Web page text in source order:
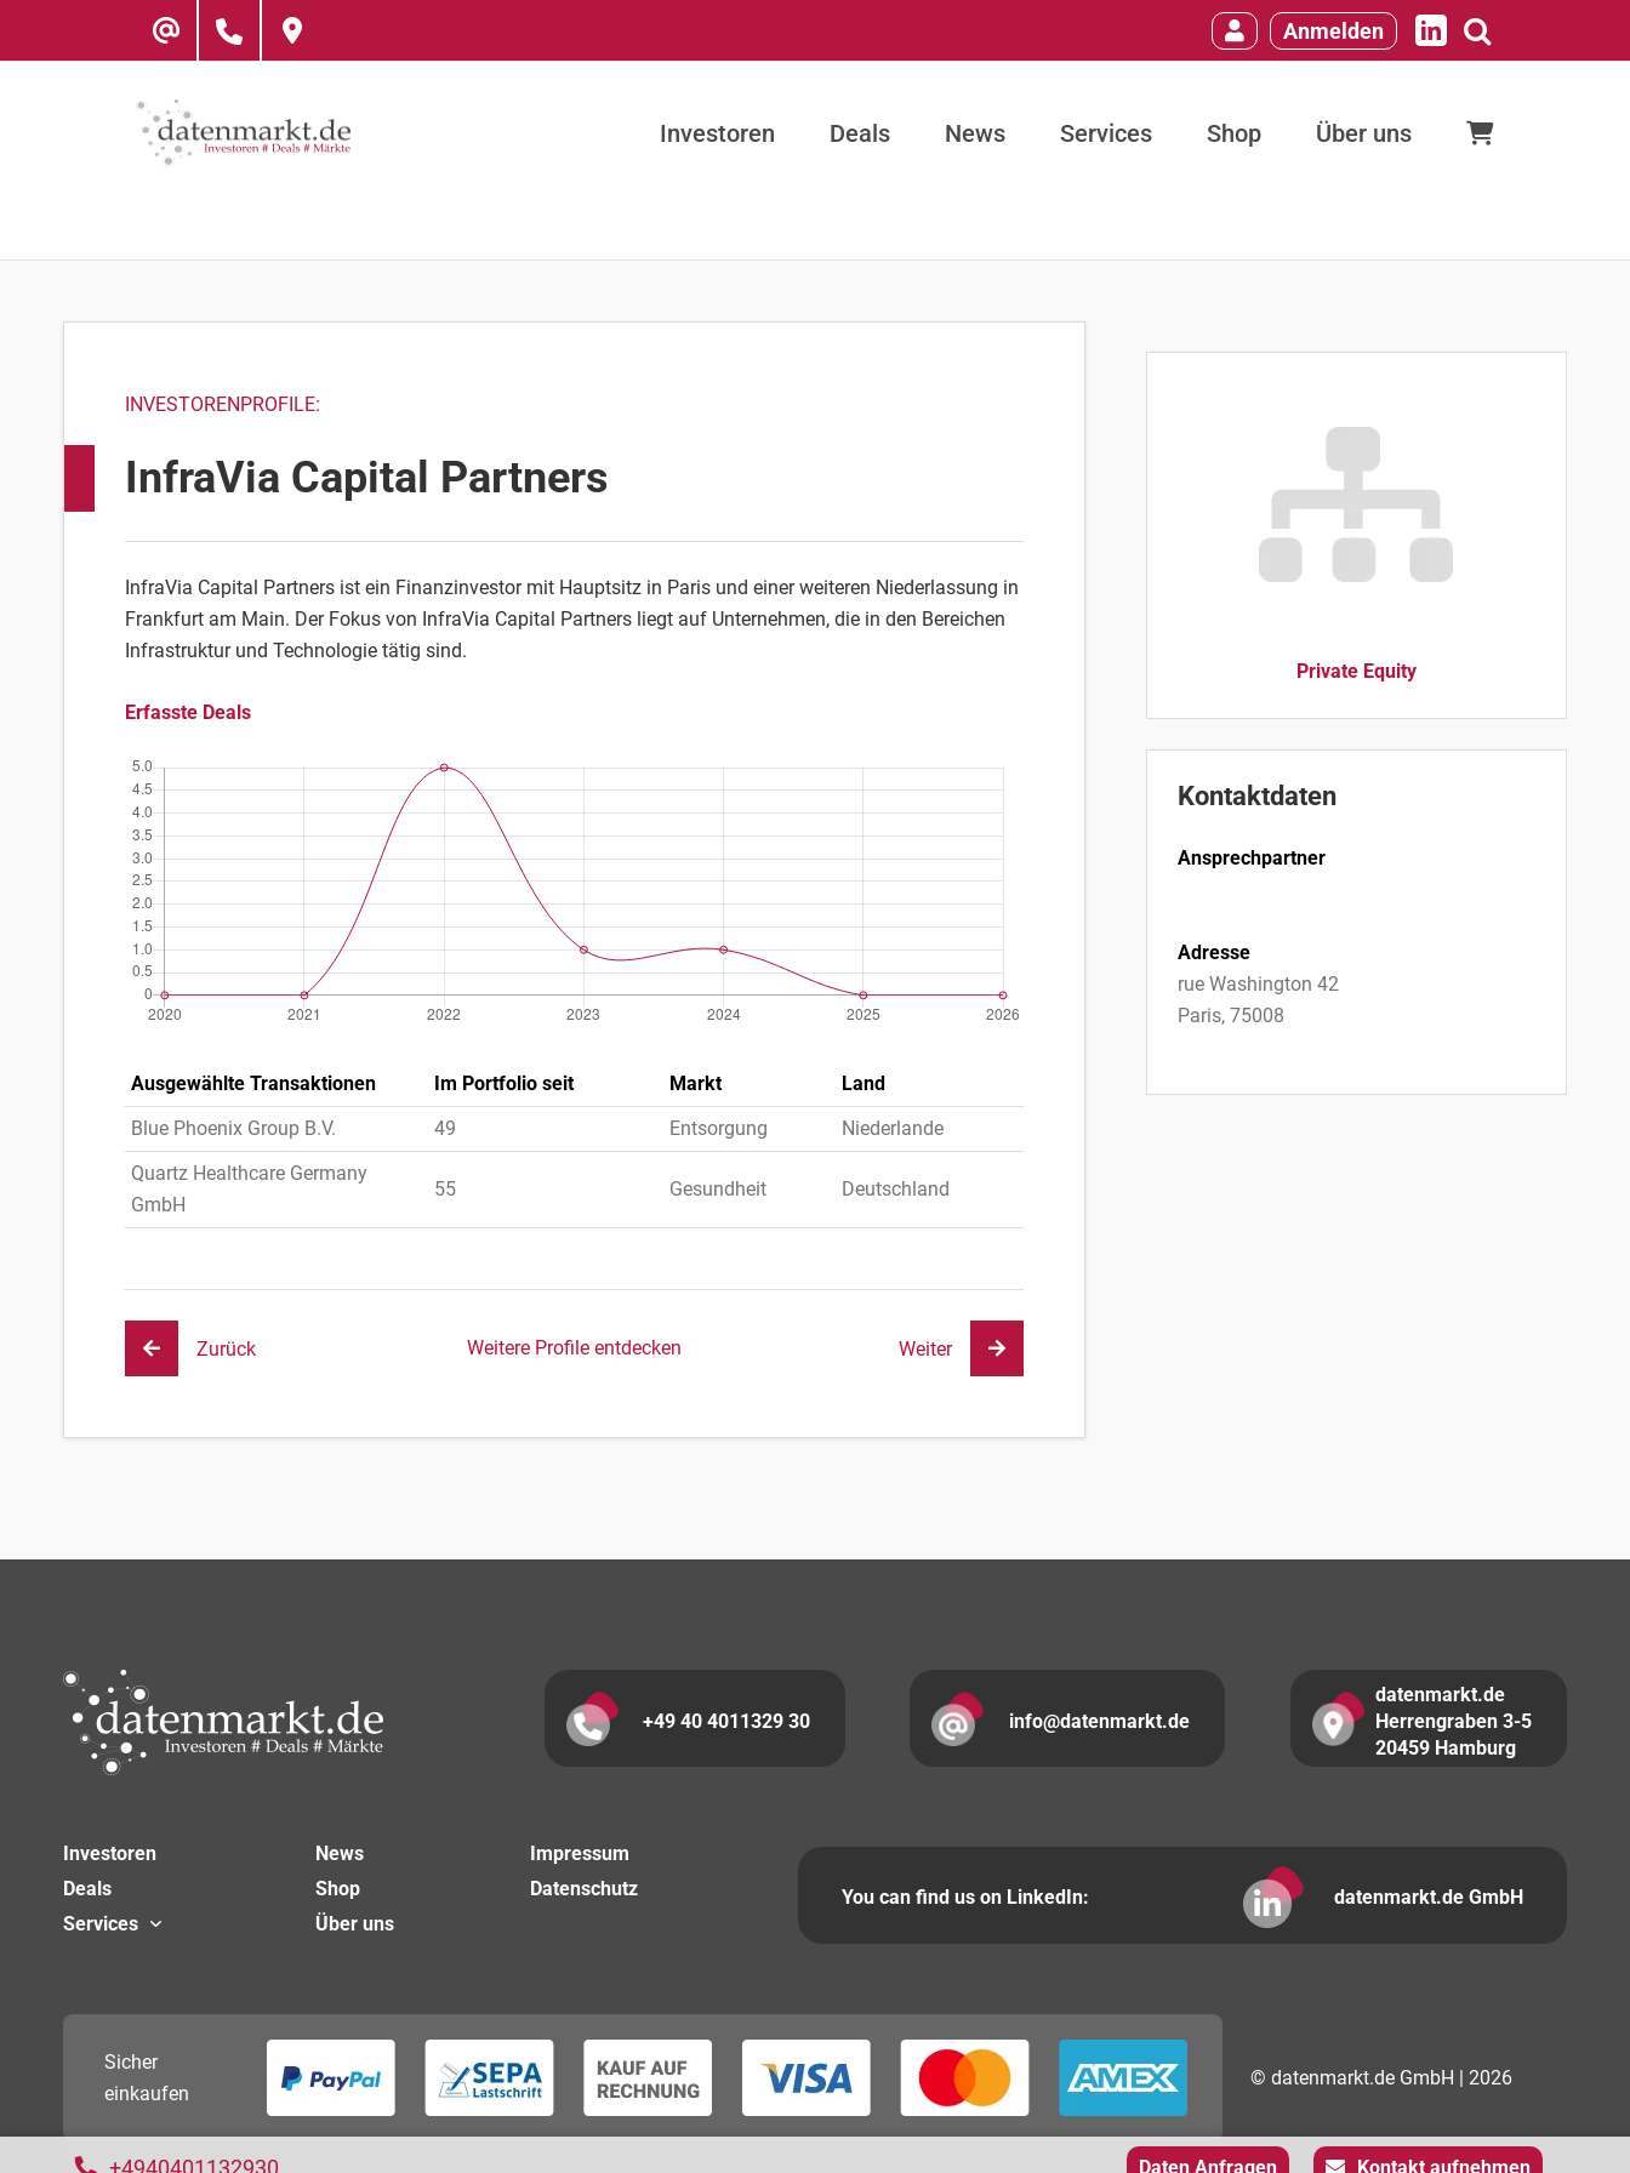
Anmelden LinkedIn
Investoren Deals News Services Shop Über uns
INVESTORENPROFILE:
InfraVia Capital Partners
InfraVia Capital Partners ist ein Finanzinvestor mit Hauptsitz in Paris und einer weiteren Niederlassung in
Frankfurt am Main. Der Fokus von InfraVia Capital Partners liegt auf Unternehmen, die in den Bereichen
Infrastruktur und Technologie tätig sind.
Erfasste Deals
Ausgewählte Transaktionen Im Portfolio seit Markt
Land
Blue Phoenix Group B.V.
49 Entsorgung
Niederlande
Quartz Healthcare Germany
GmbH
55 Gesundheit Deutschland
Zurück Weitere Profile entdecken Weiter
Private Equity
Kontaktdaten
Ansprechpartner
Adresse
rue Washington 42
Paris, 75008
+49 40 4011329 30 info@datenmarkt.de
datenmarkt.de
Herrengraben 3-5
20459 Hamburg
Investoren
Deals
Services
News
Shop
Über uns
Impressum
Datenschutz
You can find us on LinkedIn: datenmarkt.de GmbH
Sicher
einkaufen
© datenmarkt.de GmbH | 2026
+4940401132930 Daten Anfragen Kontakt aufnehmen